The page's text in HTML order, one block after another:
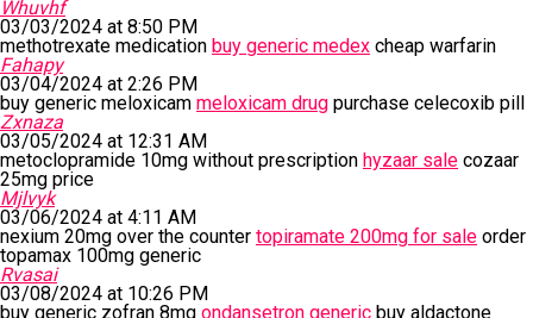
Whuvhf
03/03/2024 at 8:50 PM
methotrexate medication buy generic medex cheap warfarin
Fahapy
03/04/2024 at 2:26 PM
buy generic meloxicam meloxicam drug purchase celecoxib pill
Zxnaza
03/05/2024 at 12:31 AM
metoclopramide 10mg without prescription hyzaar sale cozaar
25mg price
Mjlvyk
03/06/2024 at 4:11 AM
nexium 20mg over the counter topiramate 200mg for sale order
topamax 100mg generic
Rvasai
03/08/2024 at 10:26 PM
buy generic zofran 8mg ondansetron generic buy aldactone